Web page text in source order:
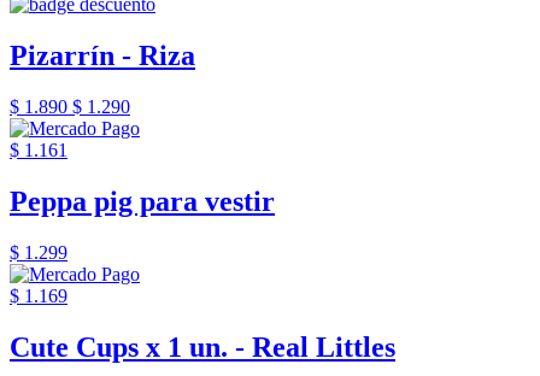
Pizarrín - Riza
$ 1.890 $ 1.290
$ 1.161
Peppa pig para vestir
$ 1.299
$ 1.169
Cute Cups x 1 un. - Real Littles